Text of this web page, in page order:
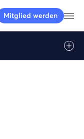
Mitglied werden